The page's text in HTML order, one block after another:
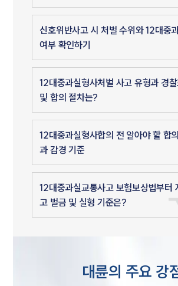
신호위반사고 시 처벌 수위와 12대중
여부 확인하기
12대중과실형사처벌 사고 유형과 경
및 합의 절차는?
12대중과실형사합의 전 알아야 할 합
과 감경 기준
12대중과실교통사고 보험보상법부터
고 벌금 및 실형 기준은?
대륜의 주요 강